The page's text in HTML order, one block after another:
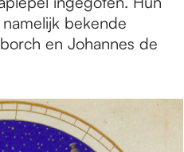
bekende
en Johannes de